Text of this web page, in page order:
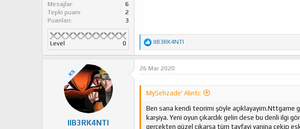
Mesajlar
6
Tepki puanı
2
Puanları
3
Level 0
T
e
p
k
e
r
:
IIB3RK4NTI
KS
IIB3RK4NTI
26 Mar 2020
MySehzade' Alıntı:
Ben sana kendi teorimi şöyle
karşiya. Yeni oyun çıkardık gelin dese bu denli ilgi
gerçekten güzel çıkarsa tüm tayfayi yanina çekip